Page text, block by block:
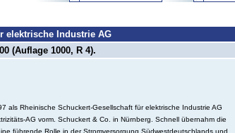
elektrische Industrie AG
(Auflage 1000, R 4).
als Rheinische Schuckert-Gesellschaft für elektrische Industrie AG
AG vorm. Schuckert & Co. in Nürnberg. Schnell übernahm die
führende Rolle in der Stromversorgung Südwestdeutschlands und